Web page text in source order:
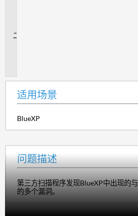
适用场景
BlueXP
问题描述
第三方扫描程序发现BlueXP中出现的
的多个漏洞。